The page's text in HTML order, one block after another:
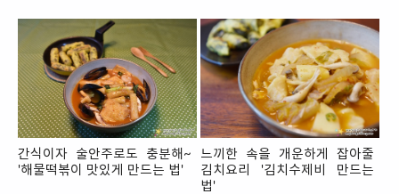
간식이자 술안주로도 충분해~
'해물떡볶이 맛있게 만드는 법'
느끼한 속을 개운하게 잡아줄
김치요리 '김치수제비 만드는
법'